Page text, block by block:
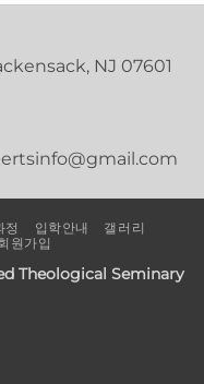
NJ 07601
정 입학안내
갤러리
원가입
Theological Seminary